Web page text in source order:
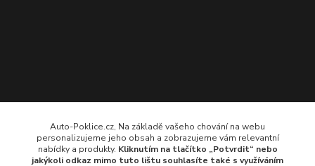
Auto-Poklice.cz, Na základě vašeho chování na webu
personalizujeme jeho obsah a zobrazujeme vám relevantní
nabídky a produkty. Kliknutím na tlačítko „Potvrdit“ nebo
jakýkoli odkaz mimo tuto lištu souhlasíte také s využíváním